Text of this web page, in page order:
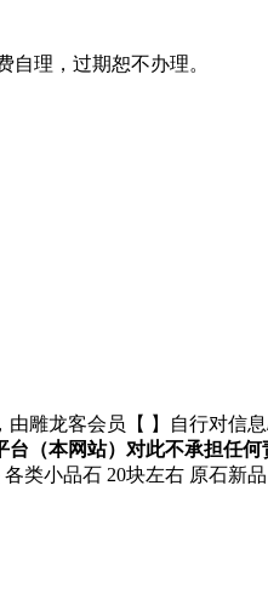
理，过期恕不办理。
由雕龙客会员【 】自行对信
（本网站）对此不承担任何
类小品石 20块左右 原石新